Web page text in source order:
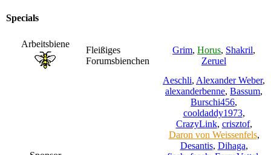
Specials
Arbeitsbiene
Fleißiges
Forumsbienchen
Grim, Horus, Shakril,
Zeruel
Aeschli, Alexander Weber,
alexanderbenne, Bassum,
Burschi456,
cooldaddy1973,
CrazyLink, crisztof,
Daron von Weissenfels,
Desantis, Dihaga,